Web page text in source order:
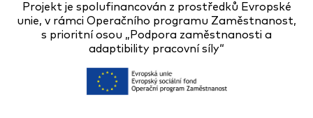
Projekt je spolufinancován z prostředků Evropské
unie, v rámci Operačního programu Zaměstnanost,
s prioritní osou „Podpora zaměstnanosti a
adaptibility pracovní síly“